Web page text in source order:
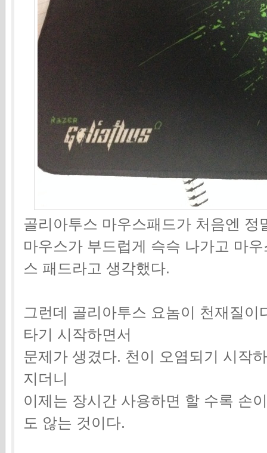
골리아투스 마우스패드가 처음엔
마우스가 부드럽게 슥슥 나가고 마
스 패드라고 생각했다.
그런데 골리아투스 요놈이 천재질
타기 시작하면서
문제가 생겼다. 천이 오염되기 시작
지더니
이제는 장시간 사용하면 할 수록 손
도 않는 것이다.